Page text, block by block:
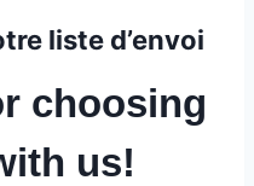
liste d’envoi
choosing
us!